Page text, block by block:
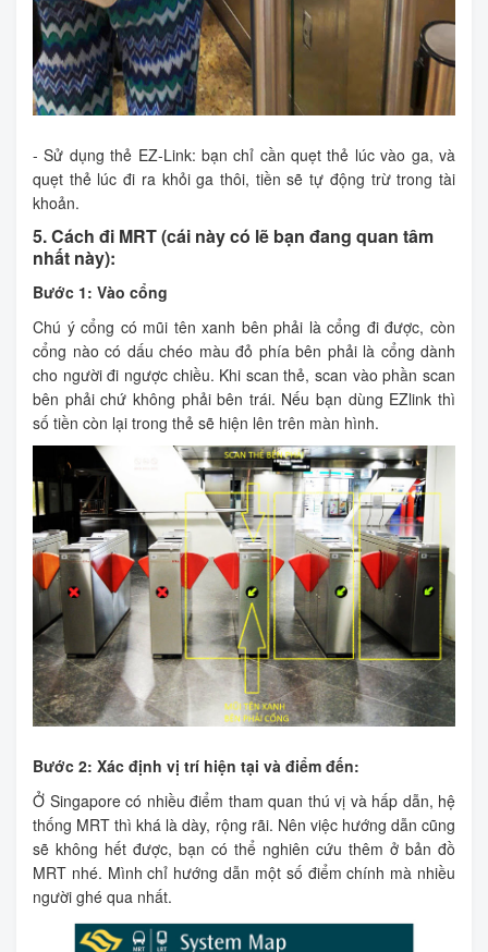
- Sử dụng thẻ EZ-Link: bạn chỉ cần quẹt thẻ lúc vào ga, và
quẹt thẻ lúc đi ra khỏi ga thôi, tiền sẽ tự động trừ trong tài
khoản.
5. Cách đi MRT (cái này có lẽ bạn đang quan tâm
nhất này):
Bước 1: Vào cổng
Chú ý cổng có mũi tên xanh bên phải là cổng đi được, còn
cổng nào có dấu chéo màu đỏ phía bên phải là cổng dành
cho người đi ngược chiều. Khi scan thẻ, scan vào phần scan
bên phải chứ không phải bên trái. Nếu bạn dùng EZlink thì
số tiền còn lại trong thẻ sẽ hiện lên trên màn hình.
Bước 2: Xác định vị trí hiện tại và điểm đến:
Ở Singapore có nhiều điểm tham quan thú vị và hấp dẫn, hệ
thống MRT thì khá là dày, rộng rãi. Nên việc hướng dẫn cũng
sẽ không hết được, bạn có thể nghiên cứu thêm ở bản đồ
MRT nhé. Mình chỉ hướng dẫn một số điểm chính mà nhiều
người ghé qua nhất.